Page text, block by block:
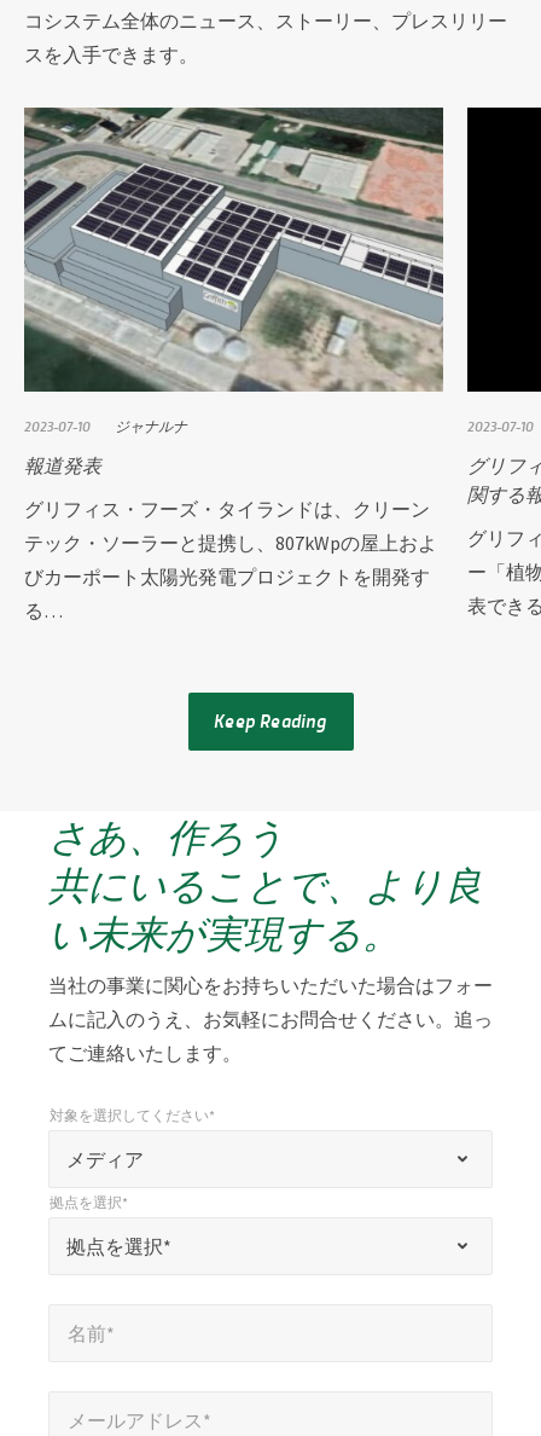
コシステム全体のニュース、ストーリー、プレスリリー
スを入手できます。
2023-07-10 ジャナルナ
報道発表
グリフィス・フーズ・タイランドは、クリーン
テック・ソーラーと提携し、807kWpの屋上およ
びカーポート太陽光発電プロジェクトを開発す
る…
2023-07-10
グリフ
関する
グリフ
ー「植
表でき
Keep Reading
さあ、作ろう
共にいることで、より良
い未来が実現する。
当社の事業に関心をお持ちいただいた場合はフォー
ムに記入のうえ、お気軽にお問合せください。追っ
てご連絡いたします。
」
メディア
対象を選択してください*
拠点を選択*
拠点を選択*
名前*
メールアドレス*